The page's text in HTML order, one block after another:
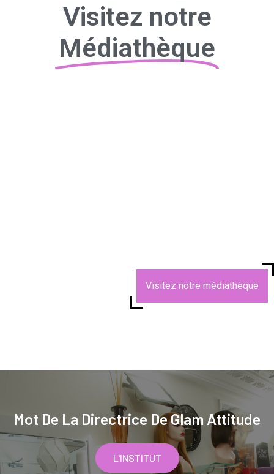
Visitez notre
Médiathèque
Visitez notre médiathèque
Mot De La Directrice De Glam Attitude
L'INSTITUT